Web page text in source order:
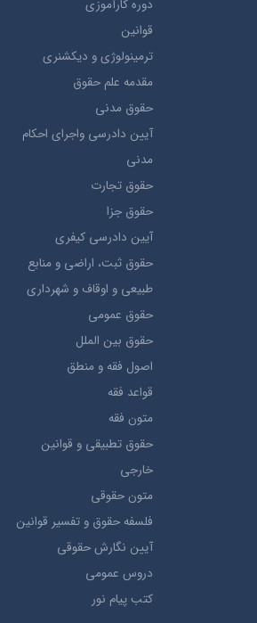
دوره کارآموزی
قوانین
ترمينولوژي و ديکشنري
مقدمه علم حقوق
حقوق مدني
آيين دادرسي ​واجراي ​احکام ​
مدني
حقوق تجارت
حقوق جزا
آيین دادرسی کیفری
حقوق ثبت، اراضي و منابع
طبيعي و اوقاف و شهرداری
حقوق عمومی
حقوق بين الملل
اصول فقه و منطق
قواعد فقه
متون فقه
حقوق تطبيقي و قوانین
خارجی
متون حقوقي
فلسفه حقوق و تفسیر قوانین
آیین نگارش حقوقی
دروس عمومی
کتب پیام نور